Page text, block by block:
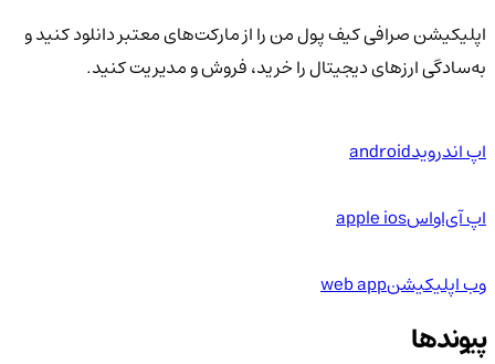
اپلیکیشن صرافی کیف پول من را از مارکت‌های معتبر دانلود کنید و
به‌سادگی ارزهای دیجیتال را خرید، فروش و مدیریت کنید.
اپ اندرویدandroid
اپ آی‌او‌اسapple ios
وب اپلیکیشنweb app
پیوندها